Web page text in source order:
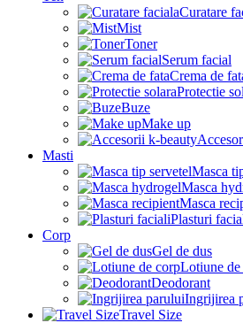
Curatare
Mist
Toner
Serum facial
Crema de
Protectie
Buze
Make up
Masti
Masca
Masca
Masca
Plasturi
Corp
Gel de dus
Lotiune de
Deodorant
Ingrijirea
Travel Size